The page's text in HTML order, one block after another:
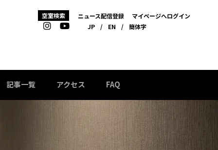
記事一覧 アクセス FAQ
空室検索 ニュース配信登録
マイページへログイン
JP
/ EN / 簡体字